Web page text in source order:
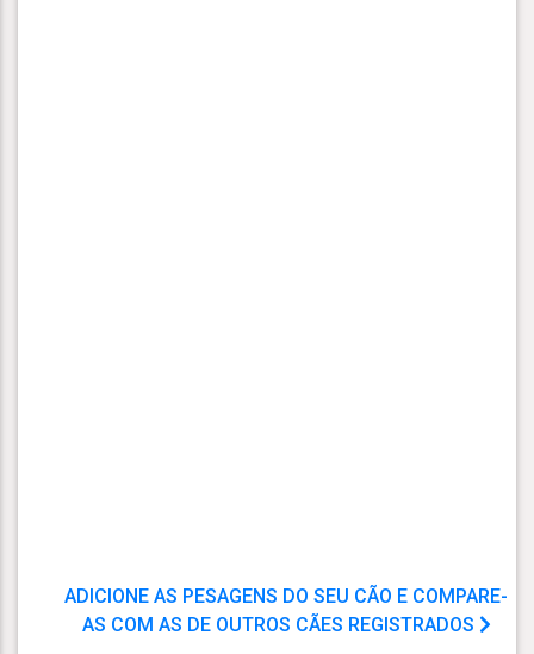
ADICIONE AS PESAGENS DO SEU CÃO E COMPARE-
AS COM AS DE OUTROS CÃES REGISTRADOS